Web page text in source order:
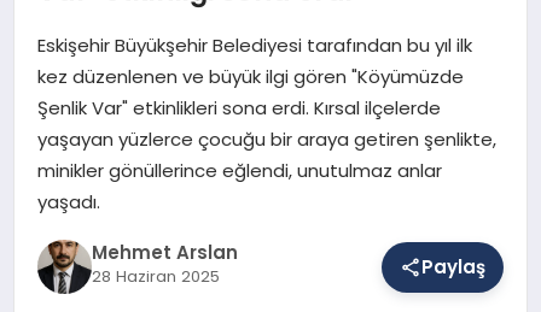
SAĞLIK
EĞITIM
Eskişehir Büyükşehir Belediyesi tarafından bu yıl ilk
kez düzenlenen ve büyük ilgi gören "Köyümüzde
Şenlik Var" etkinlikleri sona erdi. Kırsal ilçelerde
yaşayan yüzlerce çocuğu bir araya getiren şenlikte,
minikler gönüllerince eğlendi, unutulmaz anlar
yaşadı.
Mehmet Arslan
28 Haziran 2025 Paylaş